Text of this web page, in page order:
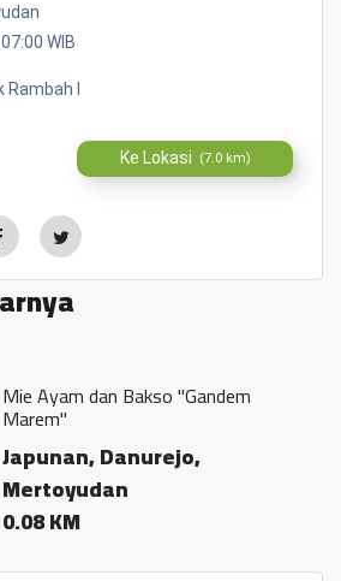
WIB
l
Ke Lokasi (7.0 km)
Mie Ayam dan Bakso "Gandem
Marem"
Japunan, Danurejo,
Mertoyudan
0.08 KM